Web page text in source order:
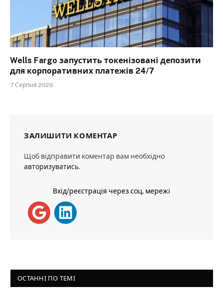
Wells Fargo запустить токенізовані депозити
для корпоративних платежів 24/7
7 Серпня 2026
ЗАЛИШИТИ КОМЕНТАР
Щоб відправити коментар вам необхідно
авторизуватись.
Вхід/реєстрація через соц. мережі
ОСТАННІ ПО ТЕМІ